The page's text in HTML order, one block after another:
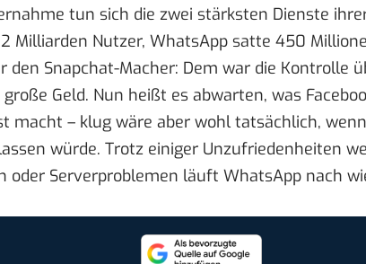
tun sich die zwei stärksten Dienste
Milliarden Nutzer, WhatsApp satte 450
den Snapchat-Macher: Dem war die Kontrolle
Geld. Nun heißt es abwarten, was
macht – klug wäre aber wohl tatsächlich,
würde. Trotz einiger Unzufriedenheiten
oder Serverproblemen läuft WhatsApp nach